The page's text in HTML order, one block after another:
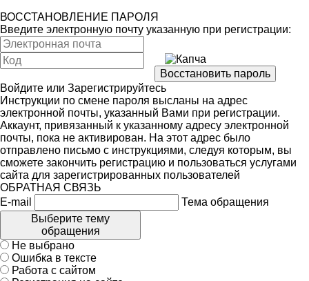
ВОССТАНОВЛЕНИЕ ПАРОЛЯ
Введите электронную почту указанную при регистрации:
Войдите или Зарегистрируйтесь
Инструкции по смене пароля высланы на адрес
электронной почты, указанный Вами при регистрации.
Аккаунт, привязанный к указанному адресу электронной
почты, пока не активирован. На этот адрес было
отправлено письмо с инструкциями, следуя которым, вы
сможете закончить регистрацию и пользоваться услугами
сайта для зарегистрированных пользователей
ОБРАТНАЯ СВЯЗЬ
E-mail
Тема обращения
Выберите тему
обращения
Не выбрано
Ошибка в тексте
Работа с сайтом